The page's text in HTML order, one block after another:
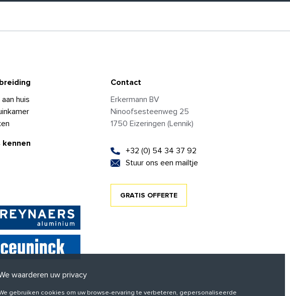
huis
kennen
Contact
Erkermann BV
Ninoofsesteenweg 25
1750 Eizeringen (Lennik)
+32 (0) 54 34 37 92
Stuur ons een mailtje
GRATIS OFFERTE
waarderen uw privacy
gebruiken cookies om uw browse-ervaring te verbeteren, gepersonaliseerde